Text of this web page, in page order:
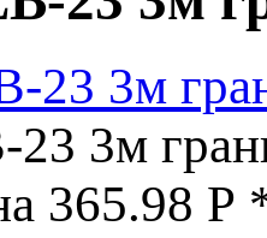
23 3м
365.98 Р